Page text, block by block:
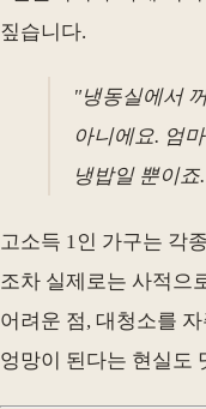
짚습니다.
"냉동실에서
아니에요. 엄
냉밥일 뿐이죠
고소득 1인 가구는 각
조차 실제로는 사적으
어려운 점, 대청소를
엉망이 된다는 현실도